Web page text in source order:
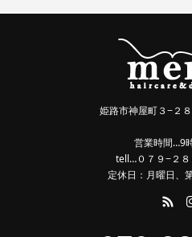
姫路市神屋町３−２
営業時間…9
tell…０７９−２８
定休日：月曜日、